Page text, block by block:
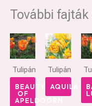
További fajták
Tulipán
BEAUTY
OF
APELDOORN
Tulipán
AQUILA